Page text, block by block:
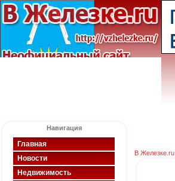
Навигация
Главная
Новости
Недвижимость
В Железке.ru